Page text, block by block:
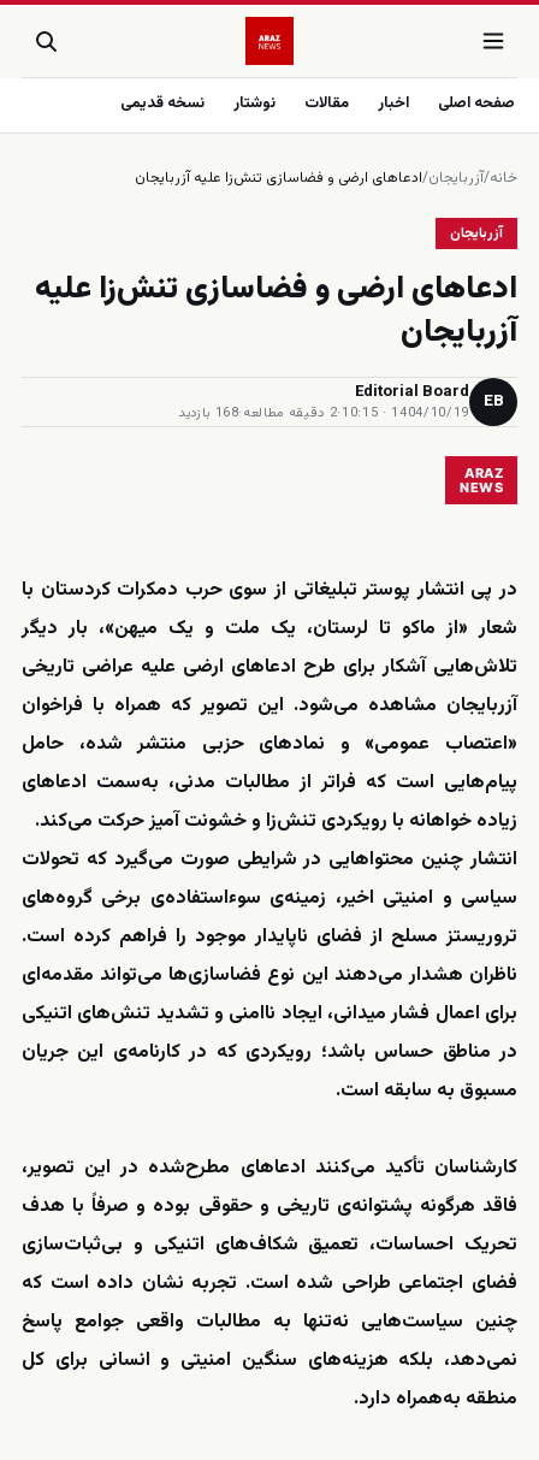
صفحه اصلی اخبار مقالات نوشتار نسخه قدیمی
خانه/آزربایجان/ادعاهای ارضی و فضاسازی تنش‌زا علیه آزربایجان
آزربایجان
ادعاهای ارضی و فضاسازی تنش‌زا علیه
آزربایجان
EB
Editorial Board
1404/10/19 · 10:15
·2 دقیقه مطالعه ·168 بازدید
ARAZ
NEWS
در پی انتشار پوستر تبلیغاتی از سوی حرب دمکرات کردستان با
شعار «از ماکو تا لرستان، یک ملت و یک میهن»، بار دیگر
تلاش‌هایی آشکار برای طرح ادعاهای ارضی علیه عراضی تاریخی
آزربایجان مشاهده می‌شود. این تصویر که همراه با فراخوان
«اعتصاب عمومی» و نمادهای حزبی منتشر شده، حامل
پیام‌هایی است که فراتر از مطالبات مدنی، به‌سمت ادعاهای
زیاده خواهانه با رویکردی تنش‌زا و خشونت آمیز حرکت می‌کند.
انتشار چنین محتواهایی در شرایطی صورت می‌گیرد که تحولات
سیاسی و امنیتی اخیر، زمینه‌ی سوءاستفاده‌ی برخی گروه‌های
تروریستز مسلح از فضای ناپایدار موجود را فراهم کرده است.
ناظران هشدار می‌دهند این نوع فضاسازی‌ها می‌تواند مقدمه‌ای
برای اعمال فشار میدانی، ایجاد ناامنی و تشدید تنش‌های اتنیکی
در مناطق حساس باشد؛ رویکردی که در کارنامه‌ی این جریان
مسبوق به سابقه است.
کارشناسان تأکید می‌کنند ادعاهای مطرح‌شده در این تصویر،
فاقد هرگونه پشتوانه‌ی تاریخی و حقوقی بوده و صرفاً با هدف
تحریک احساسات، تعمیق شکاف‌های اتنیکی و بی‌ثبات‌سازی
فضای اجتماعی طراحی شده است. تجربه نشان داده است که
چنین سیاست‌هایی نه‌تنها به مطالبات واقعی جوامع پاسخ
نمی‌دهد، بلکه هزینه‌های سنگین امنیتی و انسانی برای کل
منطقه به‌همراه دارد.